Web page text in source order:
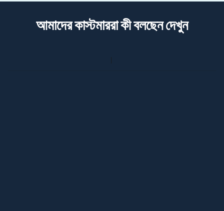
আমাদের কাস্টমাররা কী বলছেন দেখুন